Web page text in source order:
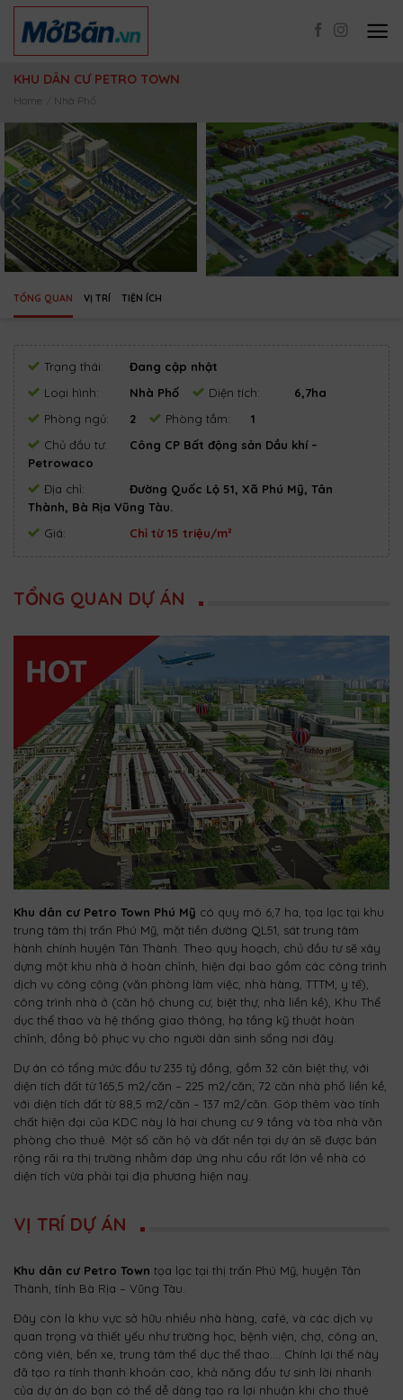
Skip
content
KHU DÂN CƯ PETRO TOWN
Home Nhà Phố
TỔNG QUAN VỊ TRÍ TIỆN ÍCH
Trạng thái:
Đang cập nhật
Loại hình:
Nhà Phố Diện tích:
6,7ha
Phòng ngủ:
2 Phòng tắm:
1
Chủ đầu tư:
Công CP Bất động sản Dầu khí –
Petrowaco
Địa chỉ:
Đường Quốc Lộ 51, Xã Phú Mỹ, Tân
Thành, Bà Rịa Vũng Tàu.
Giá:
Chỉ từ 15 triệu/m²
TỔNG QUAN DỰ ÁN
Khu dân cư Petro Town Phú Mỹ có quy mô 6,7 ha, tọa lạc tại khu
trung tâm thị trấn Phú Mỹ, mặt tiền đường QL51, sát trung tâm
hành chính huyện Tân Thành. Theo quy hoạch, chủ đầu tư sẽ xây
dựng một khu nhà ở hoàn chỉnh, hiện đại bao gồm các công trình
dịch vụ công cộng (văn phòng làm việc, nhà hàng, TTTM, y tế),
công trình nhà ở (căn hộ chung cư, biệt thự, nhà liền kề), Khu Thể
dục thể thao và hệ thống giao thông, hạ tầng kỹ thuật hoàn
chỉnh, đồng bộ phục vụ cho người dân sinh sống nơi đây.
Dự án có tổng mức đầu tư 235 tỷ đồng, gồm 32 căn biệt thự, với
diện tích đất từ 165,5 m2/căn – 225 m2/căn; 72 căn nhà phố liền kề,
với diện tích đất từ 88,5 m2/căn – 137 m2/căn. Góp thêm vào tính
chất hiện đại của KDC này là hai chung cư 9 tầng và tòa nhà văn
phòng cho thuê. Một số căn hộ và đất nền tại dự án sẽ được bán
rộng rãi ra thị trường nhằm đáp ứng nhu cầu rất lớn về nhà có
diện tích vừa phải tại địa phương hiện nay.
VỊ TRÍ DỰ ÁN
Khu dân cư Petro Town tọa lạc tại thị trấn Phú Mỹ, huyện Tân
Thành, tỉnh Bà Rịa – Vũng Tàu.
Đây còn là khu vực sở hữu nhiều nhà hàng, café, và các dịch vụ
quan trọng và thiết yếu như trường học, bệnh viện, chợ, công an,
công viên, bến xe, trung tâm thể dục thể thao…. Chính lợi thế này
đã tạo ra tính thanh khoản cao, khả năng đầu tư sinh lời nhanh
của dự án do bạn có thể dễ dàng tạo ra lợi nhuận khi cho thuê